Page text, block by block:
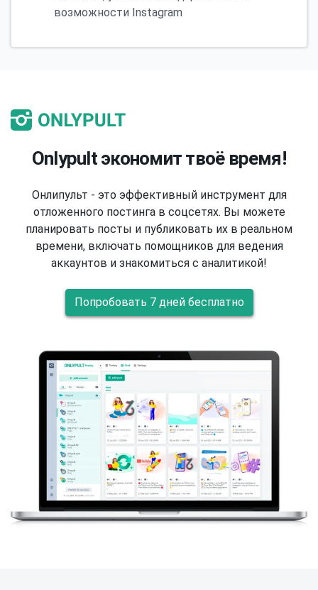
возможности Instagram
Onlypult экономит твоё время!
Онлипульт - это эффективный инструмент для
отложенного постинга в соцсетях. Вы можете
планировать посты и публиковать их в реальном
времени, включать помощников для ведения
аккаунтов и знакомиться с аналитикой!
Попробовать 7 дней бесплатно